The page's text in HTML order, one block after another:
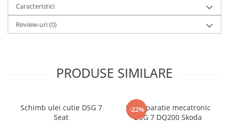
Caracteristici
Review-uri(0)
PRODUSE SIMILARE
Schimb ulei cutie DSG 7
Seat
-22%
Set reparatie mecatronic
DSG 7 DQ200 Skoda